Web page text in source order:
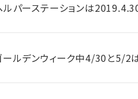
ルパーステーションは
ールデンウィーク中4/30と5/2